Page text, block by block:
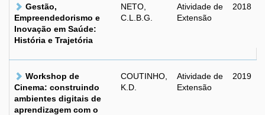
Gestão,
Empreendedorismo e
Inovação em Saúde:
História e Trajetória
NETO,
C.L.B.G.
Atividade de
Extensão
2018
Workshop de
Cinema: construindo
ambientes digitais de
aprendizagem com o
COUTINHO,
K.D.
Atividade de
Extensão
2019